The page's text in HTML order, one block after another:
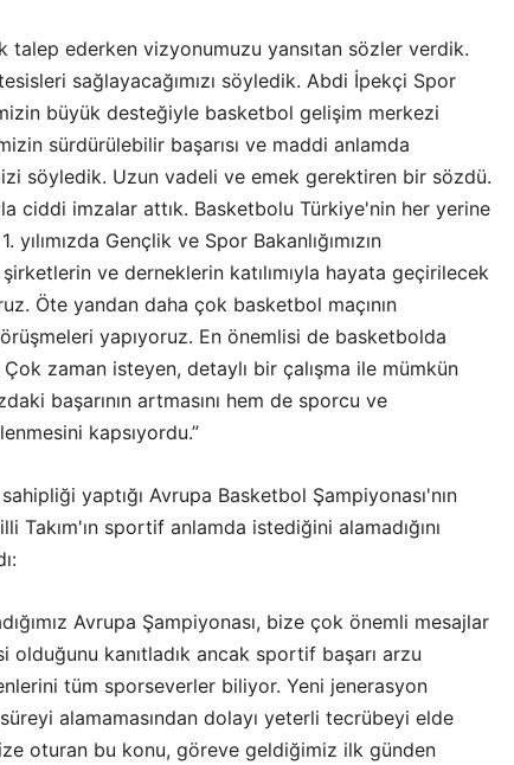
talep ederken vizyonumuzu yansıtan sözler verdik.
sağlayacağımızı söyledik. Abdi İpekçi Spor
büyük desteğiyle basketbol gelişim merkezi
sürdürülebilir başarısı ve maddi anlamda
söyledik. Uzun vadeli ve emek gerektiren bir sözdü.
ciddi imzalar attık. Basketbolu Türkiye'nin her yerine
Gençlik ve Spor Bakanlığımızın
ve derneklerin katılımıyla hayata geçirilecek
Öte yandan daha çok basketbol maçının
yapıyoruz. En önemlisi de basketbolda
zaman isteyen, detaylı bir çalışma ile mümkün
başarının artmasını hem de sporcu ve
kapsıyordu.”
yaptığı Avrupa Basketbol Şampiyonası'nın
Takım'ın sportif anlamda istediğini alamadığını
Avrupa Şampiyonası, bize çok önemli mesajlar
kanıtladık ancak sportif başarı arzu
tüm sporseverler biliyor. Yeni jenerasyon
alamamasından dolayı yeterli tecrübeyi elde
oturan bu konu, göreve geldiğimiz ilk günden